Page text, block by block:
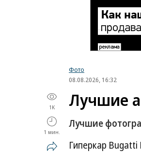
Фото
08.08.2026, 16:32
1K
1 мин.
Лучшие
Лучшие
Гиперкар Bugatti